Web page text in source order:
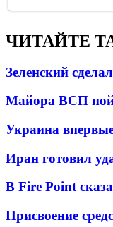
ЧИТАЙТЕ
Зеленский
Майора ВСП
Украина
Иран готовил
В Fire Point
Присвоение